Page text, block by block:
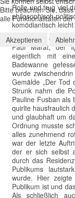
Rolle und trug viel
philosophisch-
komödiantisch
Nils Strunk
Paul Marat, der
eigentlich mit
Badewanne
wurde
Gemälde „Der Tod
Strunk nahm die
Pauline Fusban als
quirlte hausfraulich
und glaubhaft um
Ordnung musste
alles zunehmend
war der letzte
der er sich selbst
durch das
Publikums
wurde. Hier
Publikum ist und
Als schließlich
Bitte beachten Sie,
alle Funktionalitäten
Akzeptieren